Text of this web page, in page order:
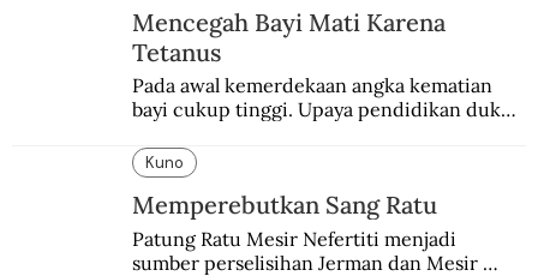
Mencegah Bayi Mati Karena
Tetanus
Pada awal kemerdekaan angka kematian
bayi cukup tinggi. Upaya pendidikan dukun
Kuno
Memperebutkan Sang Ratu
Patung Ratu Mesir Nefertiti menjadi
sumber perselisihan Jerman dan Mesir